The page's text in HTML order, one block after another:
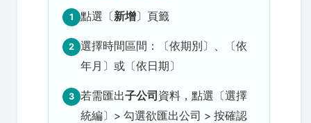
1 點選〔新增〕頁籤
2 選擇時間區間：〔依期別〕、〔依
年月〕或〔依日期〕
3 若需匯出子公司 資料，點選〔選擇
統編〕> 勾選欲匯出公司 > 按確認